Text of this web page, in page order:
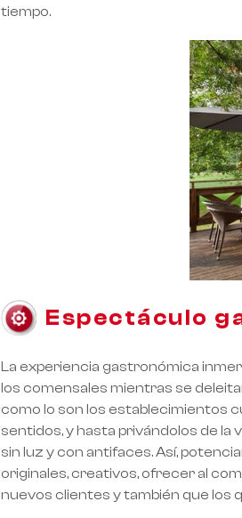
tiempo.
Espectáculo
La experiencia gastronómica
los comensales mientras se
como lo son los establecimientos
sentidos, y hasta privándolos de la
sin luz y con antifaces. Así,
originales, creativos, ofrecer al
nuevos clientes y también que los